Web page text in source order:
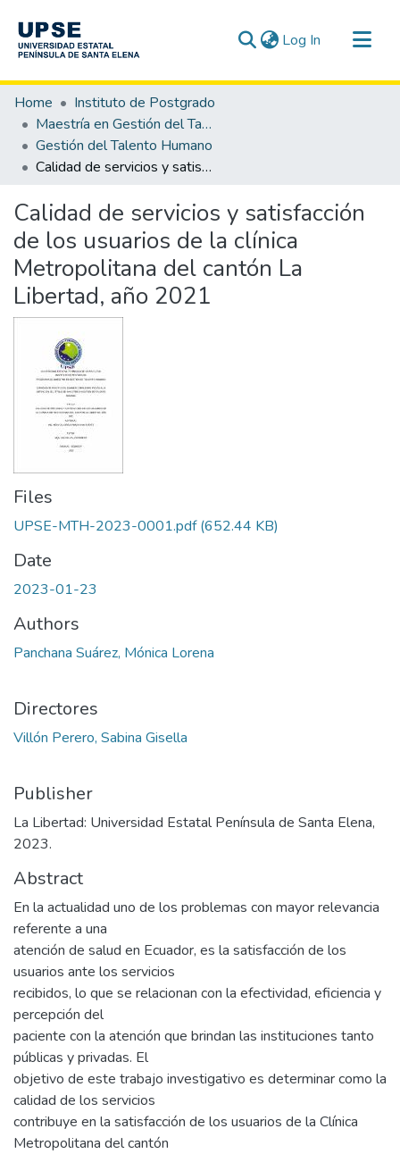
Log In (current)
Communities & Collections
All of DSpace
Statistics
Home
Instituto de Postgrado
Maestría en Gestión del Talento Humano
Gestión del Talento Humano
Calidad de servicios y satisfacción de los usuarios de la clínica Metropolitana del cantón La Libertad, año 2021
Calidad de servicios y satisfacción
de los usuarios de la clínica
Metropolitana del cantón La
Libertad, año 2021
Files
UPSE-MTH-2023-0001.pdf(652.44 KB)
Date
2023-01-23
Authors
Panchana Suárez, Mónica Lorena
Directores
Villón Perero, Sabina Gisella
Publisher
La Libertad: Universidad Estatal Península de Santa Elena,
2023.
Abstract
En la actualidad uno de los problemas con mayor relevancia
referente a una
atención de salud en Ecuador, es la satisfacción de los
usuarios ante los servicios
recibidos, lo que se relacionan con la efectividad, eficiencia y
percepción del
paciente con la atención que brindan las instituciones tanto
públicas y privadas. El
objetivo de este trabajo investigativo es determinar como la
calidad de los servicios
contribuye en la satisfacción de los usuarios de la Clínica
Metropolitana del cantón